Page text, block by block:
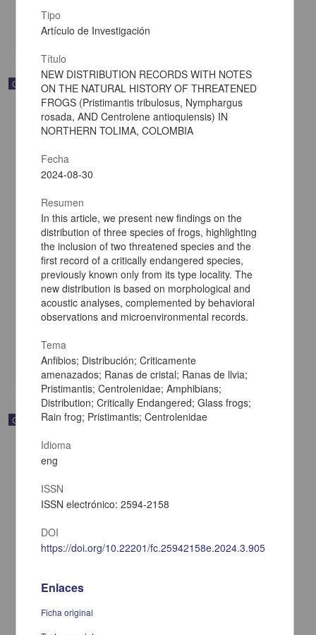
Correspondencia postal
Carta de Francisco Martínez Baca a Francisco I. Madero
felicitándolo por el triunfo de la causa
Martínez Baca, Francisco
Multidisciplina
Correspondencia postal
Tipo
Artículo de Investigación
Título
NEW DISTRIBUTION RECORDS WITH NOTES
ON THE NATURAL HISTORY OF THREATENED
FROGS (Pristimantis tribulosus, Nymphargus
rosada, AND Centrolene antioquiensis) IN
NORTHERN TOLIMA, COLOMBIA
Fecha
2024-08-30
Resumen
In this article, we present new findings on the
distribution of three species of frogs, highlighting
the inclusion of two threatened species and the
first record of a critically endangered species,
previously known only from its type locality. The
new distribution is based on morphological and
acoustic analyses, complemented by behavioral
observations and microenvironmental records.
Tema
Anfibios; Distribución; Criticamente
amenazados; Ranas de cristal; Ranas de llvia;
Pristimantis; Centrolenidae; Amphibians;
Distribution; Critically Endangered; Glass frogs;
Rain frog; Pristimantis; Centrolenidae
Idioma
eng
ISSN
ISSN electrónico: 2594-2158
DOI
https://doi.org/10.22201/fc.25942158e.2024.3.905
Enlaces
Ficha original